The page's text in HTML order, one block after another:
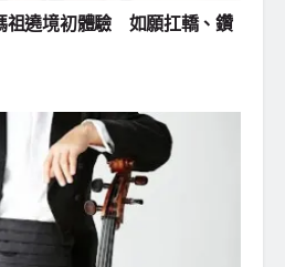
祖遶境初體驗 如願扛轎、鑽